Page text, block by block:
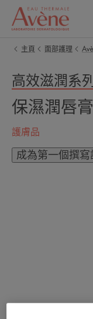
主頁
面部護理
高效滋潤系列
保濕潤唇膏
護膚品
成為第一個撰寫